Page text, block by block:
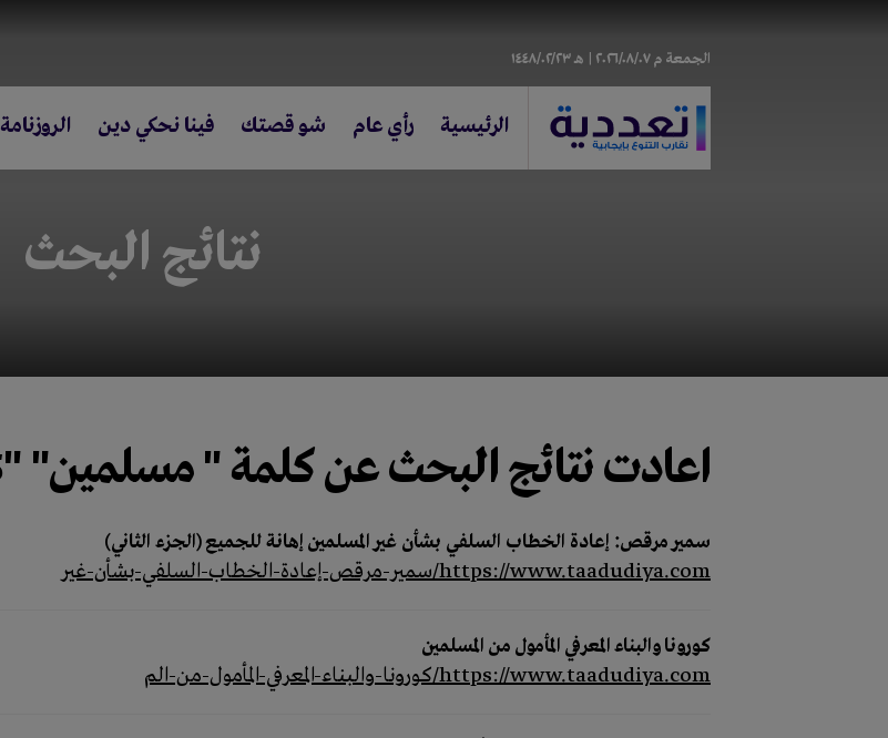
الجمعة م ٢٠٢٦/٠٨/٠٧ | هـ ١٤٤٨/٠٢/٢٣
الرئيسية رأي عام شو قصتك فينا نحكي دين الروزنامة
نتائج البحث
اعادتنتائج البحث عن كلمة" مسلمين" "265"
سمير مرقص: إعادة الخطاب السلفي بشأن غير المسلمين إهانة للجميع (الجزء الثاني)
https://www.taadudiya.com/سمير-مرقص-إعادة-الخطاب-السلفي-بشأن-غير
كورونا والبناء المعرفي المأمول من المسلمين
https://www.taadudiya.com/كورونا-والبناء-المعرفي-المأمول-من-الم